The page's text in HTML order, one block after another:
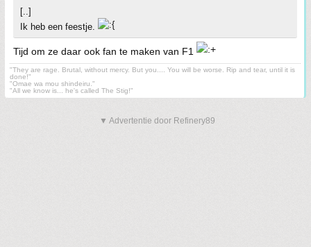
[..]
Ik heb een feestje.
Tijd om ze daar ook fan te maken van F1
"They are rage. Brutal, without mercy. But you.... You will be worse. Rip and tear, until it is
done!"
"Omae wa mou shindeiru."
"All we know is... he's called The Stig!"
▼ Advertentie door Refinery89